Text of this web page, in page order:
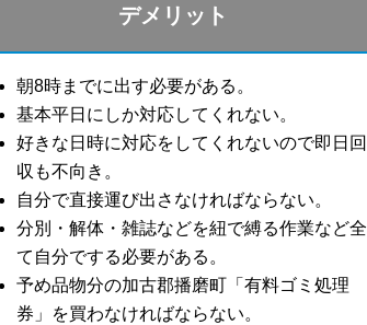
デメリット
朝8時までに出す必要がある。
基本平日にしか対応してくれない。
好きな日時に対応をしてくれないので即日回
収も不向き。
自分で直接運び出さなければならない。
分別・解体・雑誌などを紐で縛る作業など全
て自分でする必要がある。
予め品物分の加古郡播磨町「有料ゴミ処理
券」を買わなければならない。